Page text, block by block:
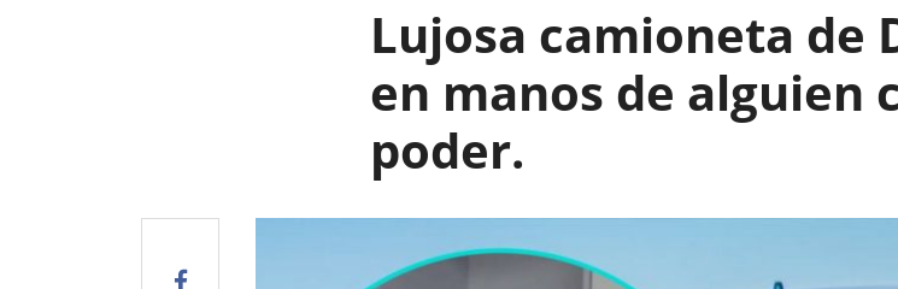
Lujosa camioneta de
en manos de alguien
poder.